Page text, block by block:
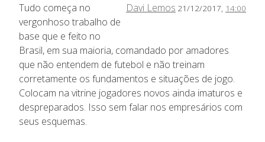
Davi Lemos 21/12/2017, 14:00
Tudo começa no
vergonhoso trabalho de
base que e feito no
Brasil, em sua maioria, comandado por amadores
que não entendem de futebol e não treinam
corretamente os fundamentos e situações de jogo.
Colocam na vitrine jogadores novos ainda imaturos e
despreparados. Isso sem falar nos empresários com
seus esquemas.